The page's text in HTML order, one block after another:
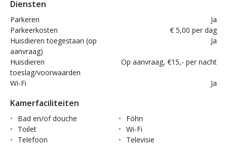
Diensten
Parkeren
Ja
Parkeerkosten
€ 5,00 per dag
Huisdieren toegestaan (op
aanvraag)
Ja
Huisdieren
toeslag/voorwaarden
Op aanvraag, €15,- per nacht
Wi-Fi Ja
Kamerfaciliteiten
Bad en/of douche
Föhn
Toilet
Wi-Fi
Telefoon
Televisie